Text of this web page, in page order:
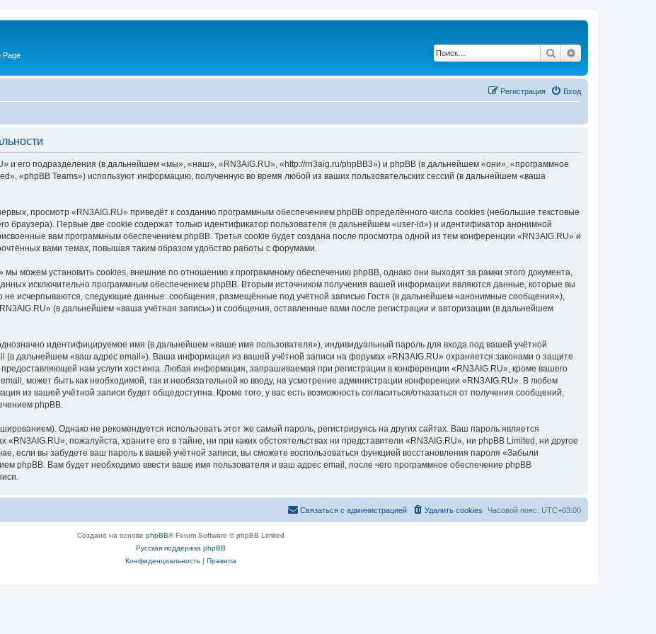
Page Поиск
Вход
Регистрация
и его подразделения (в дальнейшем «мы», «наш», «RN3AIG.RU», «http://rn3aig.ru/phpBB3») и phpBB (в дальнейшем «они», «программное
«phpBB Teams») используют информацию, полученную во время любой из ваших пользовательских сессий (в дальнейшем «ваша
просмотр «RN3AIG.RU» приведёт к созданию программным обеспечением phpBB определённого числа cookies (небольшие текстовые
браузера). Первые две cookie содержат только идентификатор пользователя (в дальнейшем «user-id») и идентификатор анонимной
вам программным обеспечением phpBB. Третья cookie будет создана после просмотра одной из тем конференции «RN3AIG.RU» и
вами темах, повышая таким образом удобство работы с форумами.
можем установить cookies, внешние по отношению к программному обеспечению phpBB, однако они выходят за рамки этого документа,
исключительно программным обеспечением phpBB. Вторым источником получения вашей информации являются данные, которые вы
исчерпываются, следующие данные: сообщения, размещённые под учётной записью Гостя (в дальнейшем «анонимные сообщения»),
(в дальнейшем «ваша учётная запись») и сообщения, оставленные вами после регистрации и авторизации (в дальнейшем
идентифицируемое имя (в дальнейшем «ваше имя пользователя»), индивидуальный пароль для входа под вашей учётной
(в дальнейшем «ваш адрес email»). Ваша информация из вашей учётной записи на форумах «RN3AIG.RU» охраняется законами о защите
нам услуги хостинга. Любая информация, запрашиваемая при регистрации в конференции «RN3AIG.RU», кроме вашего
может быть как необходимой, так и необязательной ко вводу, на усмотрение администрации конференции «RN3AIG.RU». В любом
из вашей учётной записи будет общедоступна. Кроме того, у вас есть возможность согласиться/отказаться от получения сообщений,
phpBB.
Однако не рекомендуется использовать этот же самый пароль, регистрируясь на других сайтах. Ваш пароль является
пожалуйста, храните его в тайне, ни при каких обстоятельствах ни представители «RN3AIG.RU», ни phpBB Limited, ни другое
если вы забудете ваш пароль к вашей учётной записи, вы сможете воспользоваться функцией восстановления пароля «Забыли
phpBB. Вам будет необходимо ввести ваше имя пользователя и ваш адрес email, после чего программное обеспечение phpBB
Часовой пояс: UTC+03:00
Удалить cookies
Связаться с администрацией
Создано на основе phpBB® Forum Software © phpBB Limited
Русская поддержка phpBB
Конфиденциальность| Правила